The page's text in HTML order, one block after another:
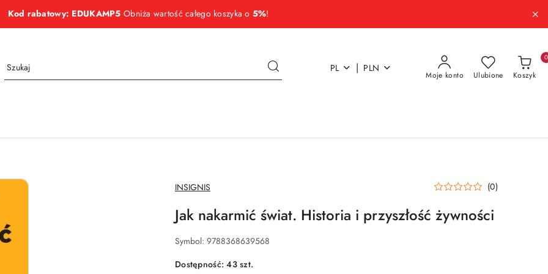
Kod rabatowy: EDUKAMP5 Obniża wartość całego koszyka o 5%!
PL | PLN
Moje konto Ulubione Koszyk
0
NAZWA
PRODUCENTA:
INSIGNIS (0)
Jak nakarmić świat. Historia i przyszłość żywności
Symbol: 9788368639568
Dostępność:43szt.